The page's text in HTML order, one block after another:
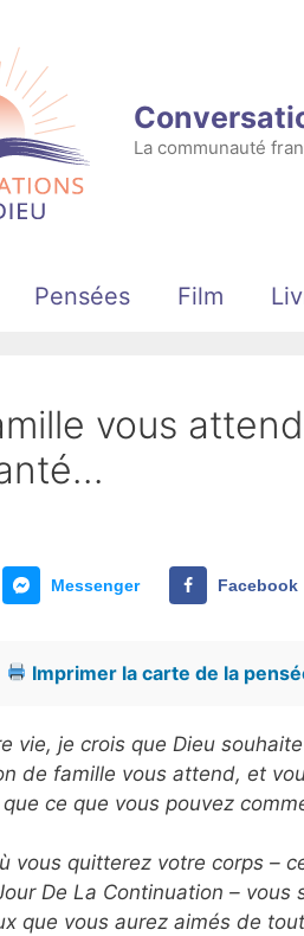
La communauté
Pensées Film
vous
Messenger Facebook
Imprimer la carte de la
vie, je crois que Dieu
de famille vous attend, et
ce que vous pouvez
vous quitterez votre corps –
De La Continuation – vous
que vous aurez aimés de